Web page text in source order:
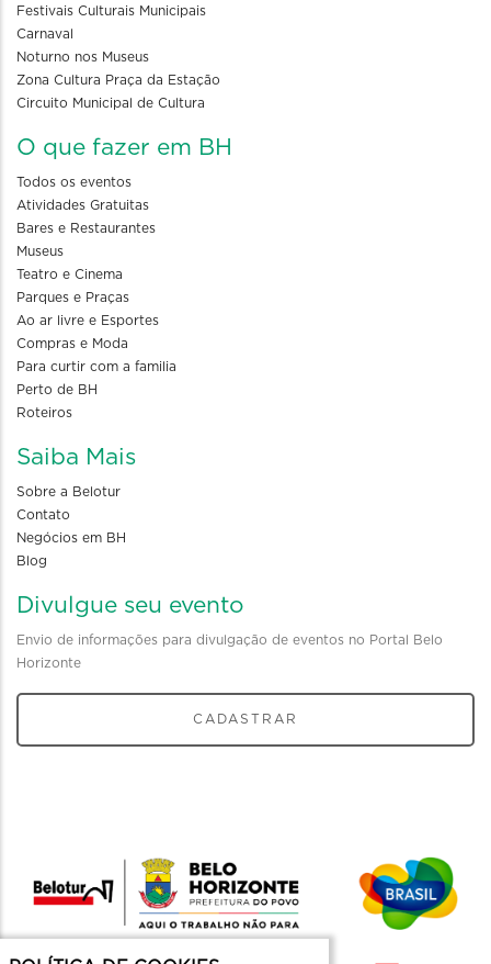
Festivais Culturais Municipais
Carnaval
Noturno nos Museus
Zona Cultura Praça da Estação
Circuito Municipal de Cultura
O que fazer em BH
Todos os eventos
Atividades Gratuitas
Bares e Restaurantes
Museus
Teatro e Cinema
Parques e Praças
Ao ar livre e Esportes
Compras e Moda
Para curtir com a familia
Perto de BH
Roteiros
Saiba Mais
Sobre a Belotur
Contato
Negócios em BH
Blog
Divulgue seu evento
Envio de informações para divulgação de eventos no Portal Belo
Horizonte
CADASTRAR